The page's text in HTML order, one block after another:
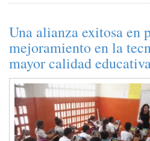
Una alianza exitosa en
mejoramiento en la
mayor calidad